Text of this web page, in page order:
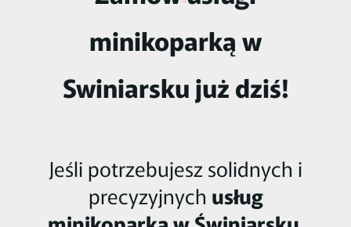
minikoparką w
Swiniarsku już dziś!
Jeśli potrzebujesz solidnych i
precyzyjnych usług